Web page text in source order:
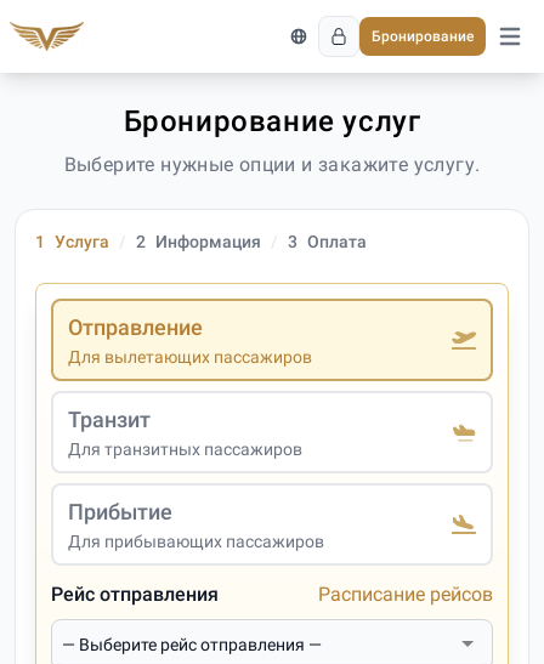
Бронирование
Бронирование услуг
Выберите нужные опции и закажите услугу.
1 Услуга 2 Информация 3 Оплата
Отправление
Для вылетающих пассажиров
Транзит
Для транзитных пассажиров
Прибытие
Для прибывающих пассажиров
Рейс отправления Расписание рейсов